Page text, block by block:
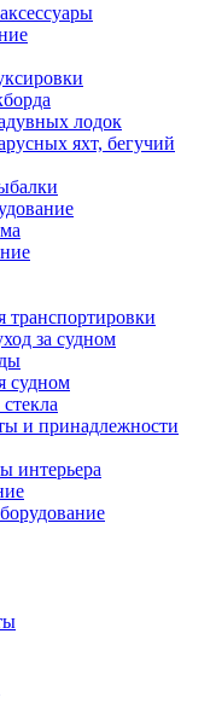
лодок
яхт, бегучий
транспортировки
за судном
судном
и принадлежности
интерьера